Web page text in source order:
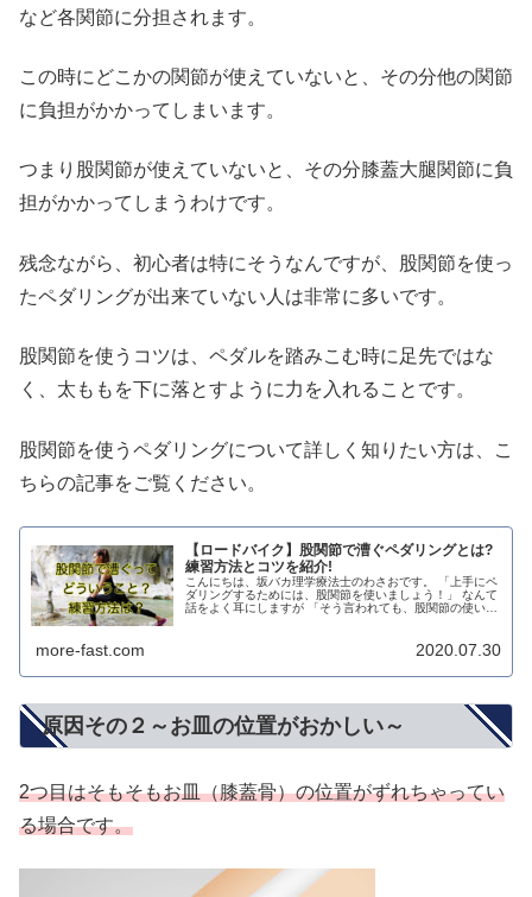
など各関節に分担されます。
この時にどこかの関節が使えていないと、その分他の関節
に負担がかかってしまいます。
つまり股関節が使えていないと、その分膝蓋大腿関節に負
担がかかってしまうわけです。
残念ながら、初心者は特にそうなんですが、股関節を使っ
たペダリングが出来ていない人は非常に多いです。
股関節を使うコツは、ペダルを踏みこむ時に足先ではな
く、太ももを下に落とすように力を入れることです。
股関節を使うペダリングについて詳しく知りたい方は、こ
ちらの記事をご覧ください。
【ロードバイク】股関節で漕ぐペダリングとは?
練習方法とコツを紹介!
こんにちは、坂バカ理学療法士のわさおです。 「上手にペ
ダリングするためには、股関節を使いましょう！」 なんて
話をよく耳にしますが 「そう言われても、股関節の使い方
more-fast.com 2020.07.30
原因その２～お皿の位置がおかしい～
2つ目はそもそもお皿（膝蓋骨）の位置がずれちゃってい
る場合です。